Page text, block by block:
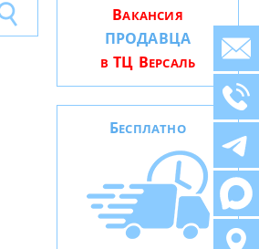
ВАКАНСИЯ
ПРОДАВЦА
В ТЦ ВЕРСАЛЬ
БЕСПЛАТНО